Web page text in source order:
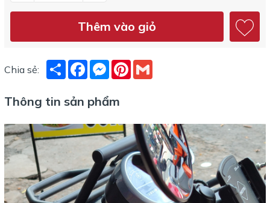
Thêm vào giỏ
Chia sẻ: ShareFacebookMessenger
Pinterest
Thông tin sản phẩm